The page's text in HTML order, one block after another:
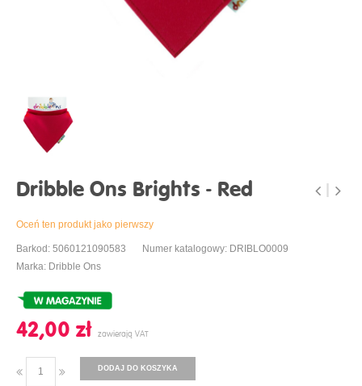
Dribble Ons Brights - Red
Oceń ten produkt jako pierwszy
Barkod: 5060121090583
Numer katalogowy: DRIBLO0009
Marka: Dribble Ons
42,00 ‎zł
DODAJ DO KOSZYKA